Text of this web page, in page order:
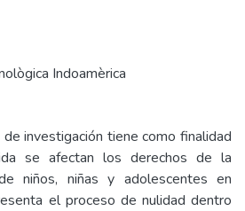
Indoamèrica
investigación tiene como finalidad
se afectan los derechos de la
niños, niñas y adolescentes en
el proceso de nulidad dentro